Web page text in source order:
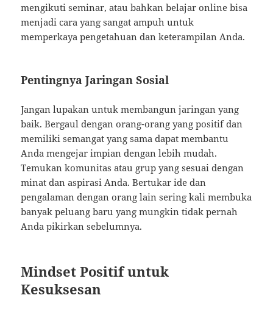
mengikuti seminar, atau bahkan belajar online bisa
menjadi cara yang sangat ampuh untuk
memperkaya pengetahuan dan keterampilan Anda.
Pentingnya Jaringan Sosial
Jangan lupakan untuk membangun jaringan yang
baik. Bergaul dengan orang-orang yang positif dan
memiliki semangat yang sama dapat membantu
Anda mengejar impian dengan lebih mudah.
Temukan komunitas atau grup yang sesuai dengan
minat dan aspirasi Anda. Bertukar ide dan
pengalaman dengan orang lain sering kali membuka
banyak peluang baru yang mungkin tidak pernah
Anda pikirkan sebelumnya.
Mindset Positif untuk
Kesuksesan